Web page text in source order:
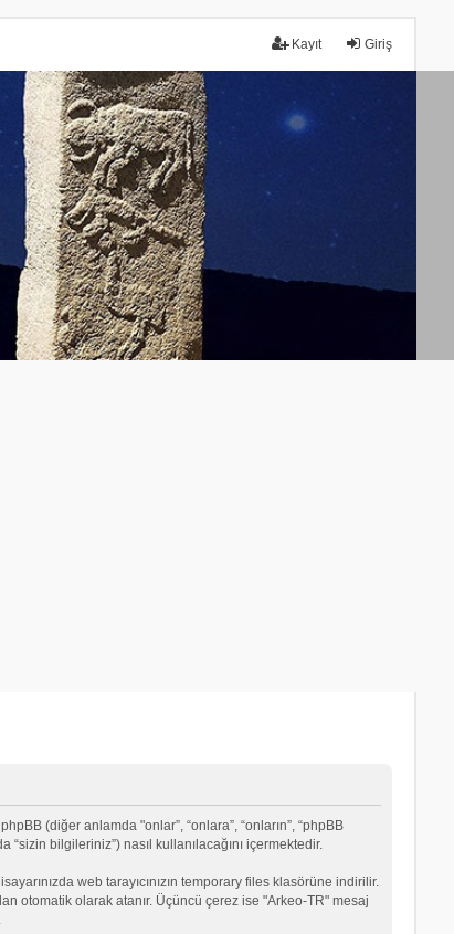
Giriş
Kayıt
(diğer anlamda "onlar”, “onlara”, “onların”, “phpBB
“sizin bilgileriniz”) nasıl kullanılacağını içermektedir.
web tarayıcınızın temporary files klasörüne indirilir.
otomatik olarak atanır. Üçüncü çerez ise "Arkeo-TR" mesaj